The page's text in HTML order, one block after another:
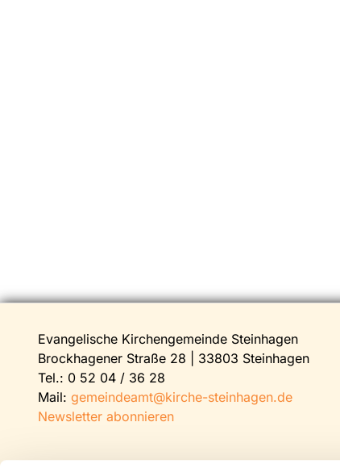
Evangelische Kirchengemeinde Steinhagen
Brockhagener Straße 28 | 33803 Steinhagen
Tel.: 0 52 04 / 36 28
Mail: gemeindeamt@kirche-steinhagen.de
Newsletter abonnieren